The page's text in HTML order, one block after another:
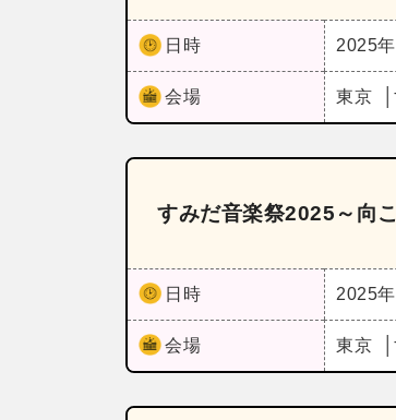
日時 2025
会場 東京
すみだ音楽祭2025～向
日時 2025
会場 東京